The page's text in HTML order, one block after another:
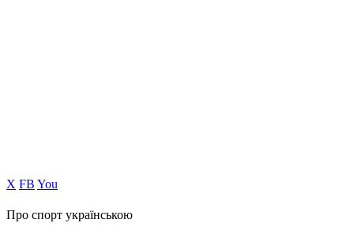
Х FB You
Про спорт українською